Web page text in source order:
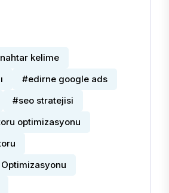
kelime
#edirne google ads
#seo stratejisi
optimizasyonu